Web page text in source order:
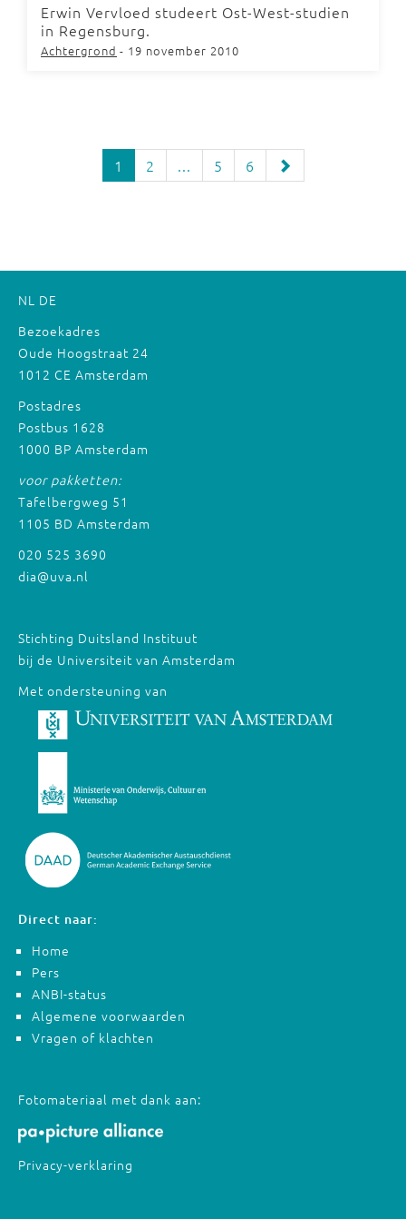
Erwin Vervloed studeert Ost-West-studien
in Regensburg.
Achtergrond - 19 november 2010
1 2 ... 5 6
NL DE
Bezoekadres
Oude Hoogstraat 24
1012 CE Amsterdam
Postadres
Postbus 1628
1000 BP Amsterdam
voor pakketten:
Tafelbergweg 51
1105 BD Amsterdam
020 525 3690
dia@uva.nl
Stichting Duitsland Instituut
bij de Universiteit van Amsterdam
Met ondersteuning van
Direct naar:
Home
Pers
ANBI-status
Algemene voorwaarden
Vragen of klachten
Fotomateriaal met dank aan:
Privacy-verklaring